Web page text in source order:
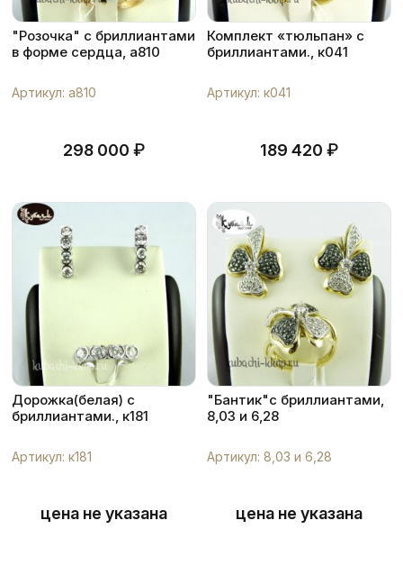
"Розочка" с бриллиантами
в форме сердца, а810
Артикул: а810
298 000 ₽
Комплект «тюльпан» с
бриллиантами., к041
Артикул: к041
189 420 ₽
Дорожка(белая) с
бриллиантами., к181
Артикул: к181
цена не указана
"Бантик"с бриллиантами,
8,03 и 6,28
Артикул: 8,03 и 6,28
цена не указана